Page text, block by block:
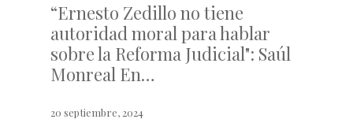
“Ernesto Zedillo no tiene
autoridad moral para hablar
sobre la Reforma Judicial": Saúl
Monreal En…
20 septiembre, 2024